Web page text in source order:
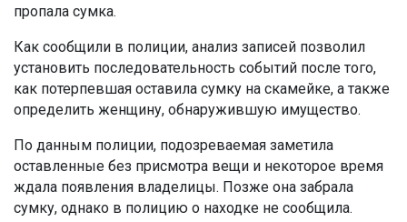
пропала сумка.
Как сообщили в полиции, анализ записей позволил
установить последовательность событий после того,
как потерпевшая оставила сумку на скамейке, а также
определить женщину, обнаружившую имущество.
По данным полиции, подозреваемая заметила
оставленные без присмотра вещи и некоторое время
ждала появления владелицы. Позже она забрала
сумку, однако в полицию о находке не сообщила.